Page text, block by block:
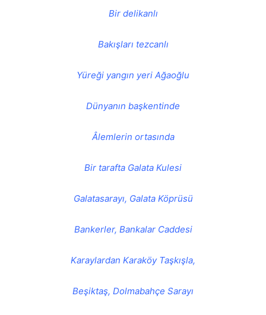
Bir delikanlı
Bakışları tezcanlı
Yüreği yangın yeri Ağaoğlu
Dünyanın başkentinde
Âlemlerin ortasında
Bir tarafta Galata Kulesi
Galatasarayı, Galata Köprüsü
Bankerler, Bankalar Caddesi
Karaylardan Karaköy Taşkışla,
Beşiktaş, Dolmabahçe Sarayı